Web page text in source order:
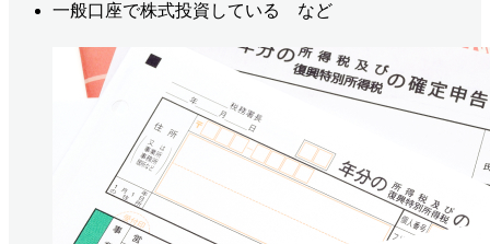
一般口座で株式投資している など